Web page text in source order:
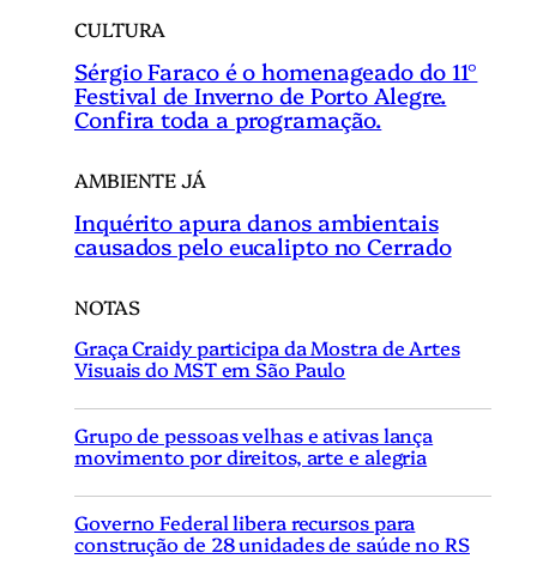
CULTURA
Sérgio Faraco é o homenageado do 11°
Festival de Inverno de Porto Alegre.
Confira toda a programação.
AMBIENTE JÁ
Inquérito apura danos ambientais
causados pelo eucalipto no Cerrado
NOTAS
Graça Craidy participa da Mostra de Artes
Visuais do MST em São Paulo
Grupo de pessoas velhas e ativas lança
movimento por direitos, arte e alegria
Governo Federal libera recursos para
construção de 28 unidades de saúde no RS